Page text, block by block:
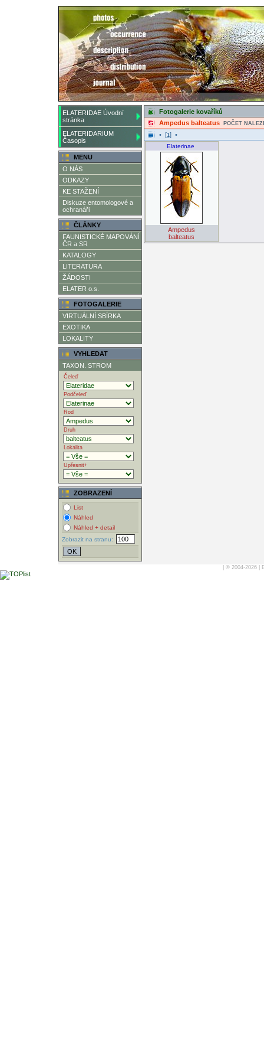
ELATERIDAE Úvodní
stránka
ELATERIDARIUM
Časopis
MENU
O NÁS
ODKAZY
KE STAŽENÍ
Diskuze entomologové a
ochranáři
ČLÁNKY
FAUNISTICKÉ MAPOVÁNÍ
ČR a SR
KATALOGY
LITERATURA
ŽÁDOSTI
ELATER o.s.
FOTOGALERIE
VIRTUÁLNÍ SBÍRKA
EXOTIKA
LOKALITY
VYHLEDAT
TAXON. STROM
Čeleď
Podčeleď
Rod
Druh
Lokalita
Upřesnit+
ZOBRAZENÍ
List
Náhled
Náhled + detail
Zobrazit na stranu:
Fotogalerie kovaříků
Ampedus balteatus
POČET
• [1] •
Elaterinae
Ampedus
balteatus
| © 2004-2026 |